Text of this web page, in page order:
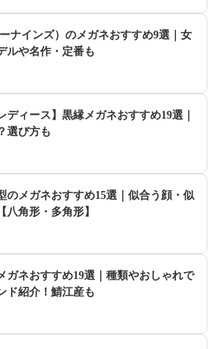
ナインズ）のメガネおすすめ9選｜女
ルや名作・定番も
ディース】黒縁メガネおすすめ19選｜
選び方も
のメガネおすすめ15選｜似合う顔・似
八角形・多角形】
ガネおすすめ19選｜種類やおしゃれで
ド紹介！鯖江産も